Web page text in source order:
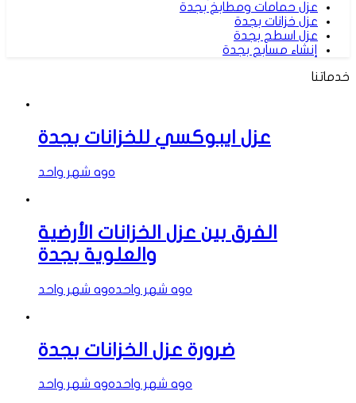
عزل حمامات ومطابخ بجدة
عزل خزانات بجدة
عزل اسطح بجدة
إنشاء مسابح بجدة
خدماتنا
عزل ايبوكسي للخزانات بجدة
شهر واحد ago
الفرق بين عزل الخزانات الأرضية
والعلوية بجدة
شهر واحد ago شهر واحد ago
ضرورة عزل الخزانات بجدة
شهر واحد ago شهر واحد ago